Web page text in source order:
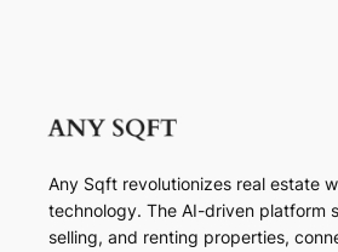
Any Sqft revolutionizes real estate
technology. The AI-driven platform
selling, and renting properties,